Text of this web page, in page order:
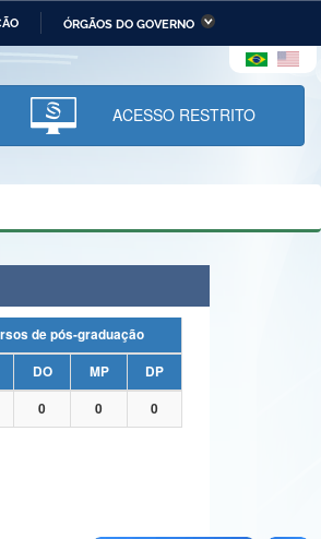
ÓRGÃOS DO GOVERNO
Ministério da Infraestrutura
Ministério da Ciência,
Tecnologia, Inovações e
Comunicações
ACESSO RESTRITO
de pós-graduação
DO MP
DP
0 0 0